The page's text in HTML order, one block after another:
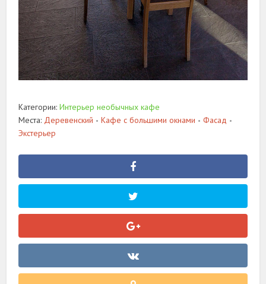
Категории:Интерьер необычных кафе
Места: Деревенский • Кафе с большими окнами • Фасад •
Экстерьер